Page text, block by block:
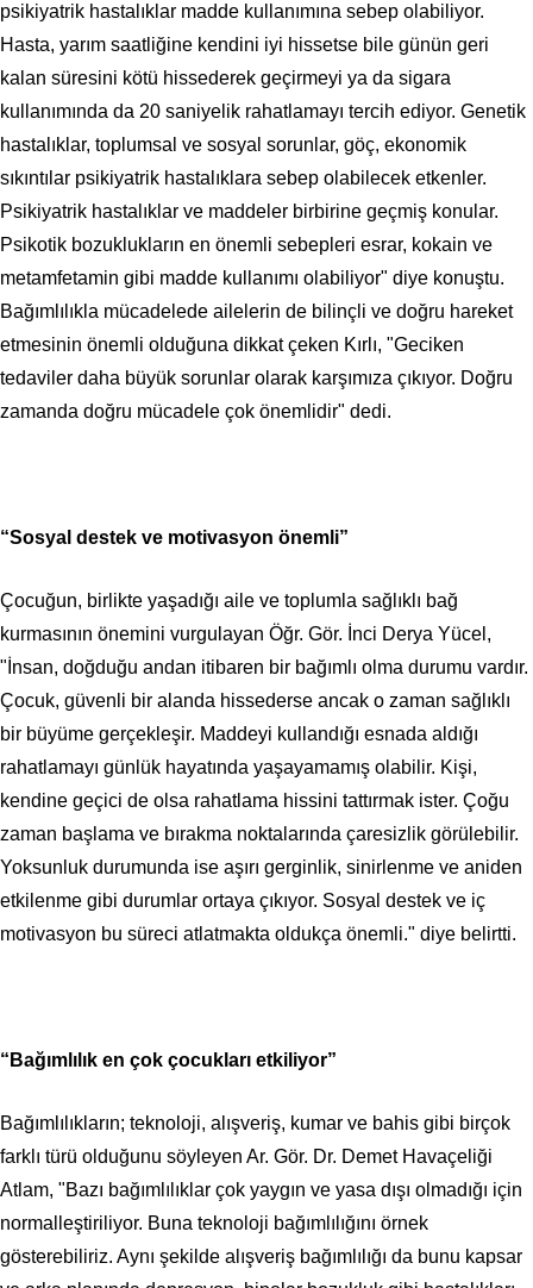
psikiyatrik hastalıklar madde kullanımına sebep olabiliyor.
Hasta, yarım saatliğine kendini iyi hissetse bile günün geri
kalan süresini kötü hissederek geçirmeyi ya da sigara
kullanımında da 20 saniyelik rahatlamayı tercih ediyor. Genetik
hastalıklar, toplumsal ve sosyal sorunlar, göç, ekonomik
sıkıntılar psikiyatrik hastalıklara sebep olabilecek etkenler.
Psikiyatrik hastalıklar ve maddeler birbirine geçmiş konular.
Psikotik bozuklukların en önemli sebepleri esrar, kokain ve
metamfetamin gibi madde kullanımı olabiliyor" diye konuştu.
Bağımlılıkla mücadelede ailelerin de bilinçli ve doğru hareket
etmesinin önemli olduğuna dikkat çeken Kırlı, "Geciken
tedaviler daha büyük sorunlar olarak karşımıza çıkıyor. Doğru
zamanda doğru mücadele çok önemlidir" dedi.
“Sosyal destek ve motivasyon önemli”
Çocuğun, birlikte yaşadığı aile ve toplumla sağlıklı bağ
kurmasının önemini vurgulayan Öğr. Gör. İnci Derya Yücel,
"İnsan, doğduğu andan itibaren bir bağımlı olma durumu vardır.
Çocuk, güvenli bir alanda hissederse ancak o zaman sağlıklı
bir büyüme gerçekleşir. Maddeyi kullandığı esnada aldığı
rahatlamayı günlük hayatında yaşayamamış olabilir. Kişi,
kendine geçici de olsa rahatlama hissini tattırmak ister. Çoğu
zaman başlama ve bırakma noktalarında çaresizlik görülebilir.
Yoksunluk durumunda ise aşırı gerginlik, sinirlenme ve aniden
etkilenme gibi durumlar ortaya çıkıyor. Sosyal destek ve iç
motivasyon bu süreci atlatmakta oldukça önemli." diye belirtti.
“Bağımlılık en çok çocukları etkiliyor”
Bağımlılıkların; teknoloji, alışveriş, kumar ve bahis gibi birçok
farklı türü olduğunu söyleyen Ar. Gör. Dr. Demet Havaçeliği
Atlam, "Bazı bağımlılıklar çok yaygın ve yasa dışı olmadığı için
normalleştiriliyor. Buna teknoloji bağımlılığını örnek
gösterebiliriz. Aynı şekilde alışveriş bağımlılığı da bunu kapsar